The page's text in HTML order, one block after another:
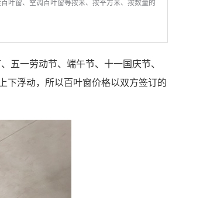
叶窗、空调百叶窗等按米、按平方米、按数量的
五一劳动节、端午节、十一国庆节、
下浮动，所以百叶窗价格以双方签订的